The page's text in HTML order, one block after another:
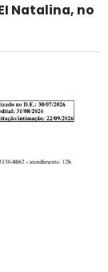
Natalina, no